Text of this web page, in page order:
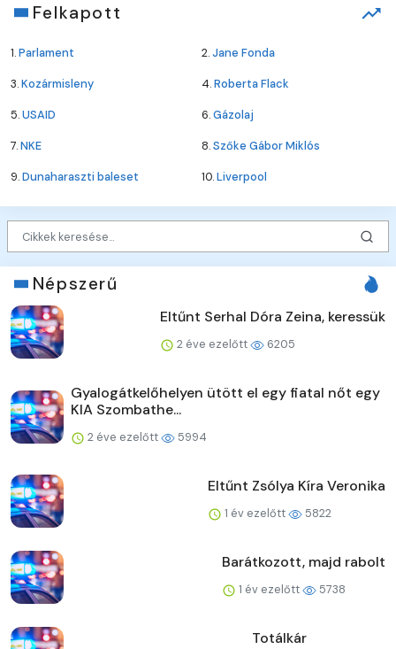
Felkapott
1.Parlament 2.Jane Fonda
3.Kozármisleny 4.Roberta Flack
5.USAID 6.Gázolaj
7.NKE 8.Szőke Gábor Miklós
9.Dunaharaszti baleset 10.Liverpool
Népszerű
Eltűnt Serhal Dóra Zeina, keressük
2 éve ezelőtt 6205
Gyalogátkelőhelyen ütött el egy fiatal nőt egy
KIA Szombathe...
2 éve ezelőtt 5994
Eltűnt Zsólya Kíra Veronika
1 év ezelőtt 5822
Barátkozott, majd rabolt
1 év ezelőtt 5738
Totálkár